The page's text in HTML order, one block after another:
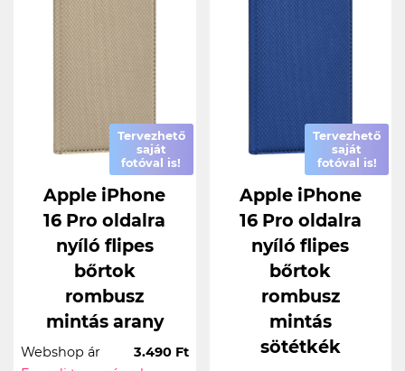
Tervezhető
saját
fotóval is!
Apple iPhone
16 Pro oldalra
nyíló flipes
bőrtok
rombusz
mintás arany
Webshop ár
3.490 Ft
Tervezhető
saját
fotóval is!
Apple iPhone
16 Pro oldalra
nyíló flipes
bőrtok
rombusz
mintás
sötétkék